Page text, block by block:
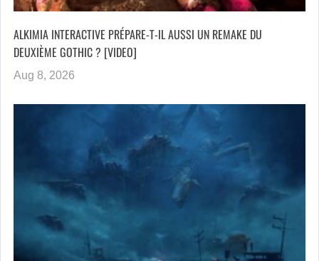
ALKIMIA INTERACTIVE PRÉPARE-T-IL AUSSI UN REMAKE DU
DEUXIÈME GOTHIC ? [VIDEO]
Aug 8, 2026